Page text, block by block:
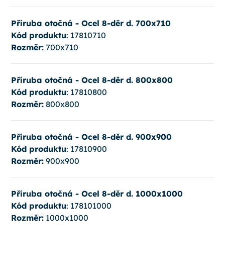
Příruba otočná - Ocel 8-děr d. 700x710
Kód produktu: 17810710
Rozměr:700x710
Příruba otočná - Ocel 8-děr d. 800x800
Kód produktu: 17810800
Rozměr:800x800
Příruba otočná - Ocel 8-děr d. 900x900
Kód produktu: 17810900
Rozměr:900x900
Příruba otočná - Ocel 8-děr d. 1000x1000
Kód produktu: 178101000
Rozměr:1000x1000